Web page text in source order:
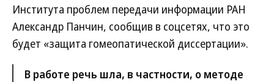
Института проблем передачи информации РАН
Александр Панчин, сообщив в соцсетях, что это
будет «защита гомеопатической диссертации».
В работе речь шла, в частности, о методе